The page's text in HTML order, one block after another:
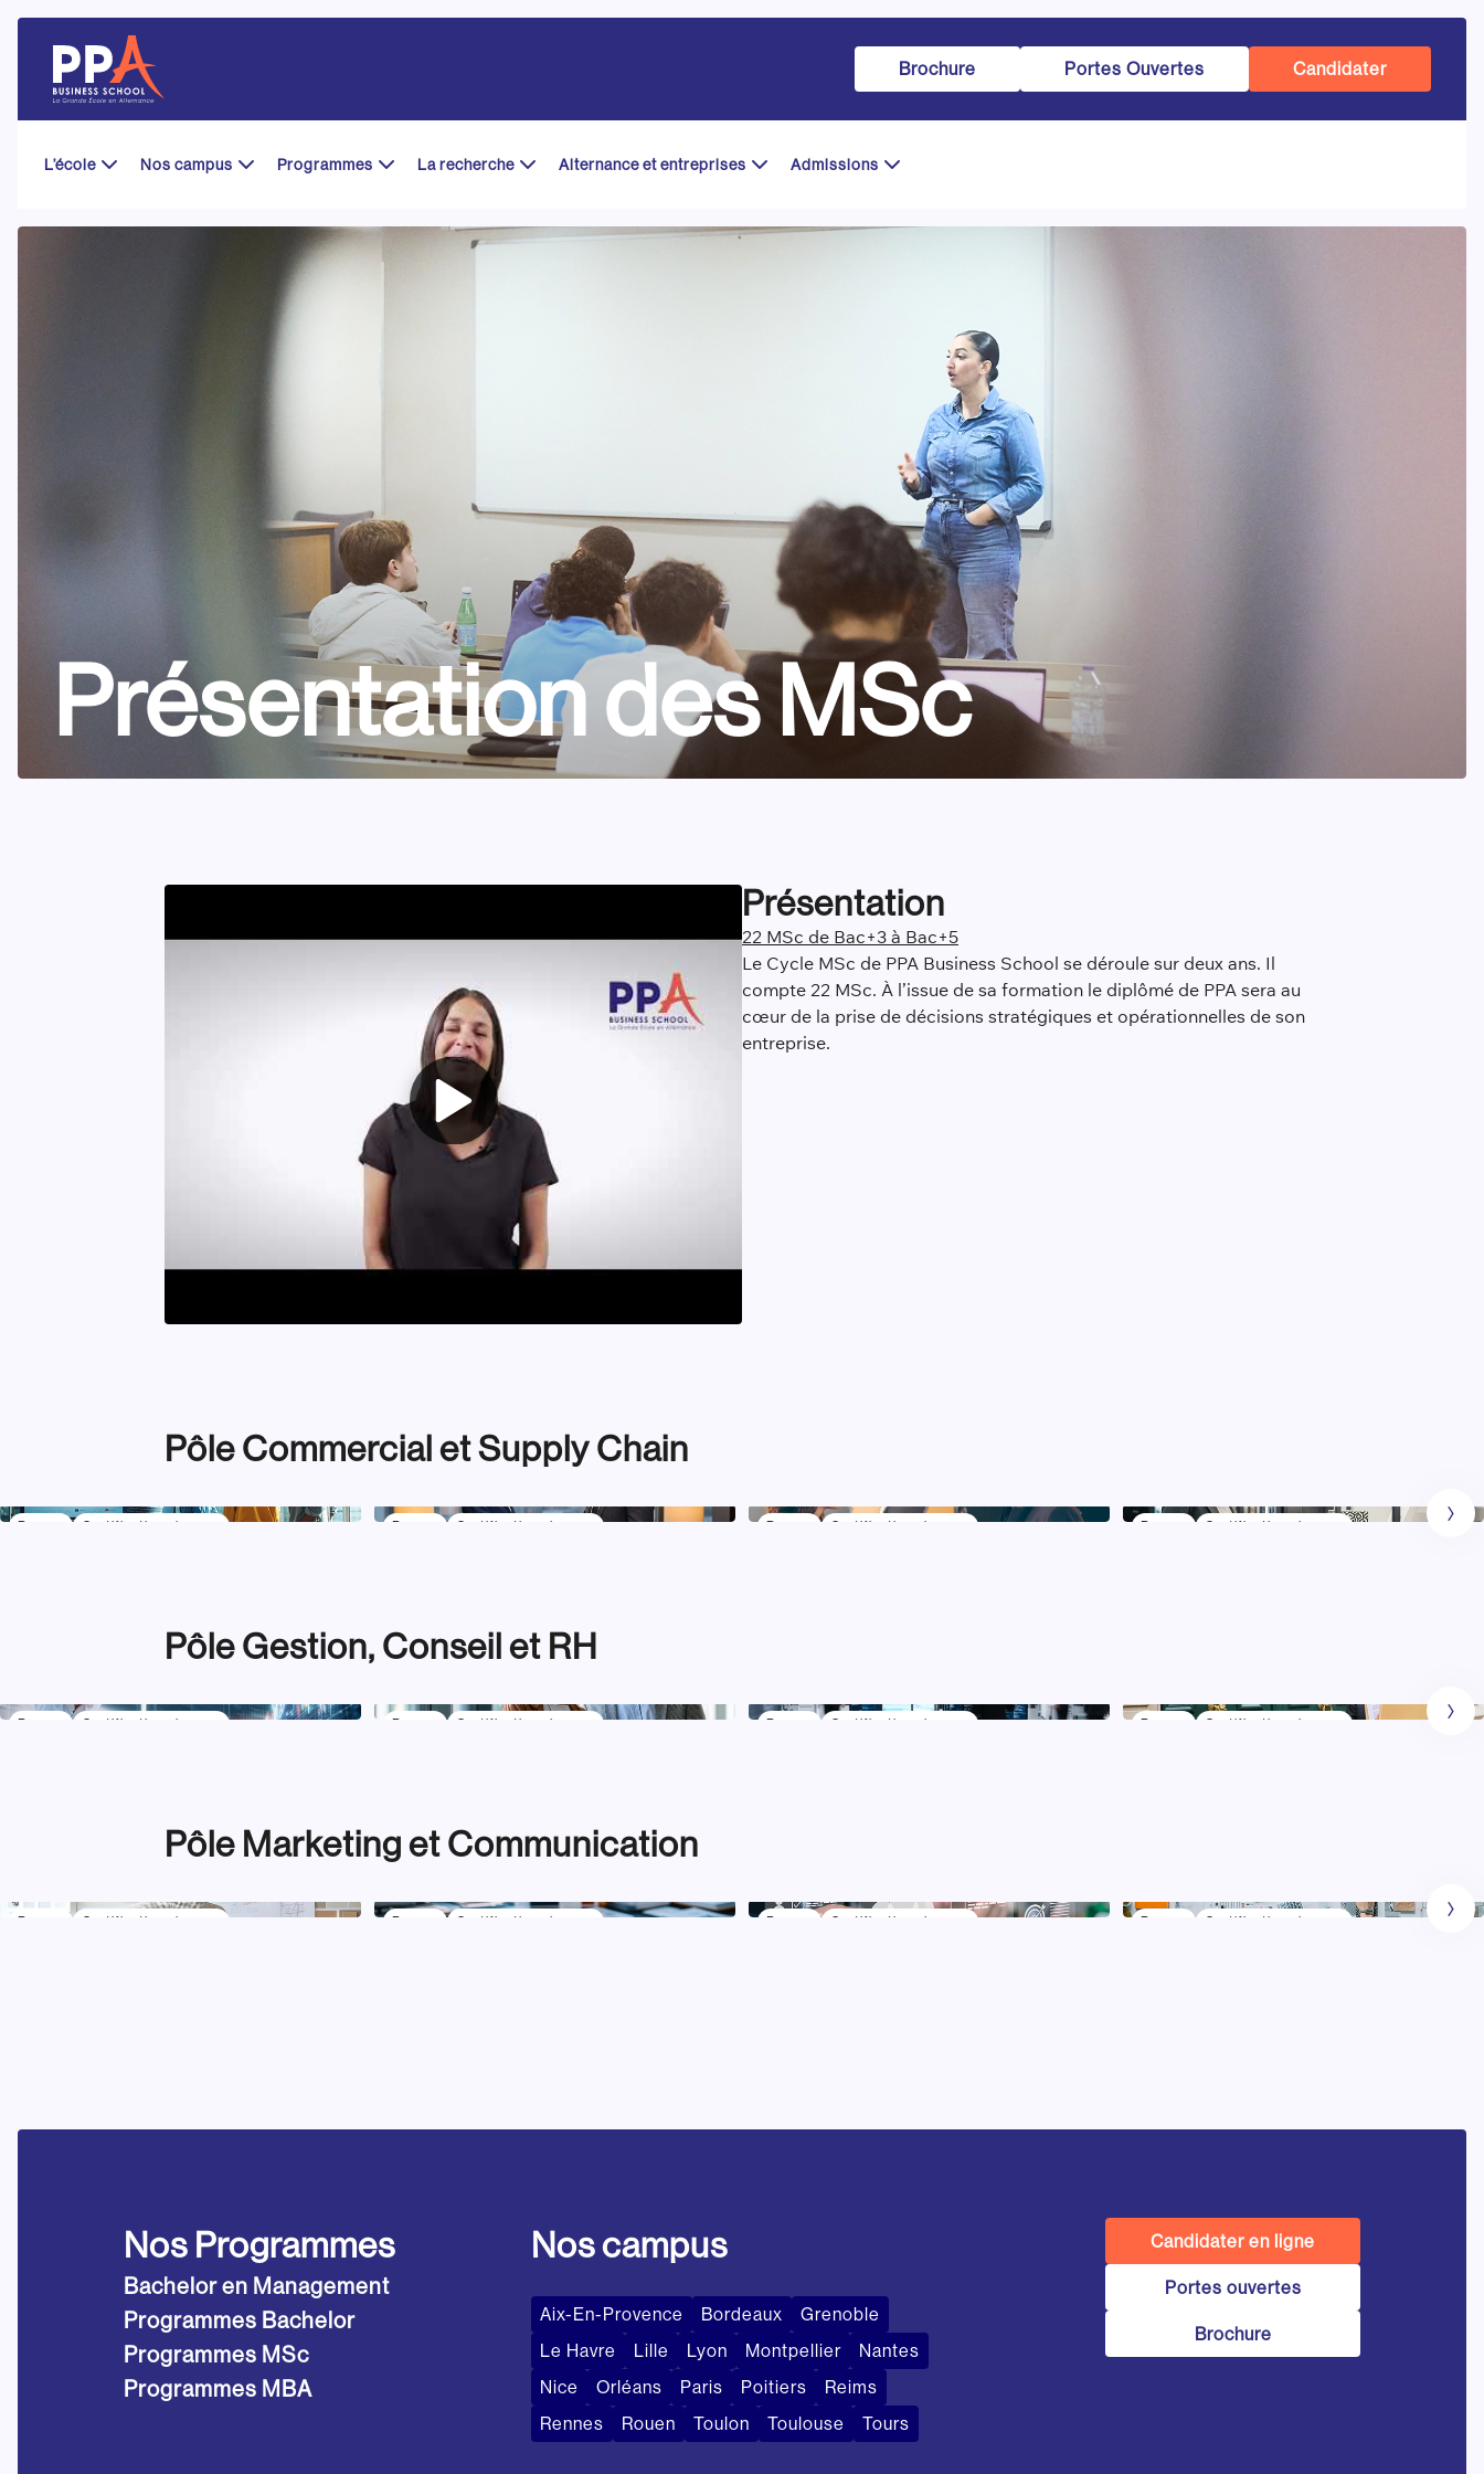
content
Brochure Portes Ouvertes Candidater
L’école Nos campus Programmes La recherche Alternance et entreprises Admissions
Présentation des MSc
Présentation
22 MSc de Bac+3 à Bac+5
Le Cycle MSc de PPA Business School se déroule sur deux ans. Il
compte 22 MSc. À l’issue de sa formation le diplômé de PPA sera au
cœur de la prise de décisions stratégiques et opérationnelles de son
entreprise.
Pôle Commercial et Supply Chain
Bac +5 Certification niveau 7 Bac +5 Certification niveau 7 Bac +5 Certification niveau 7 Bac +5 Certification niveau 7
Pôle Gestion, Conseil et RH
Bac +5 Certification niveau 7 Bac +5 Certification niveau 7 Bac +5 Certification niveau 7 Bac +5 Certification niveau 7
Pôle Marketing et Communication
Bac +5 Certification niveau 7 Bac +5 Certification niveau 7 Bac +5 Certification niveau 7 Bac +5 Certification niveau 7
Nos Programmes
Bachelor en Management
Programmes Bachelor
Programmes MSc
Programmes MBA
Nos campus
Aix-En-Provence Bordeaux
Grenoble
Le Havre
Lille Lyon Montpellier
Nantes
Nice
Orléans Paris Poitiers
Reims
Rennes
Rouen Toulon Toulouse Tours
Candidater en ligne
Portes ouvertes
Brochure